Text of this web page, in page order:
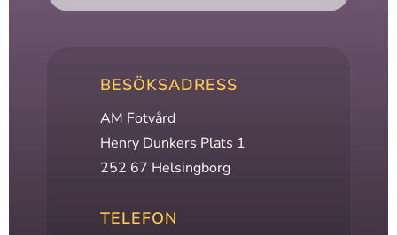
BESÖKSADRESS
AM Fotvård
Henry Dunkers Plats 1
252 67 Helsingborg
TELEFON